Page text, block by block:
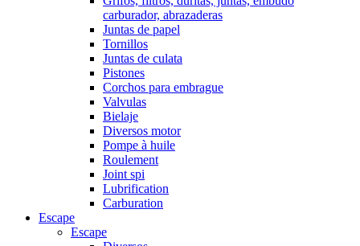
carburador, abrazaderas
Juntas de papel
Tornillos
Juntas de culata
Pistones
Corchos para embrague
Valvulas
Bielaje
Diversos motor
Pompe à huile
Roulement
Joint spi
Lubrification
Carburation
Escape
Escape